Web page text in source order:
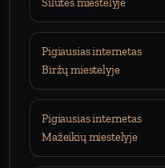
Pigiausias internetas
Biržų miestelyje
Pigiausias internetas
Mažeikių miestelyje